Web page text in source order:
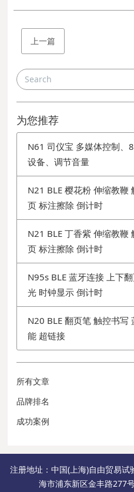
上一篇
为您推荐
N61 司仪宝 多媒体控制、
设备、调节音量
N21 BLE 樱花粉 伸缩教鞭
页 标注擦除 倒计时
N21 BLE 丁香紫 伸缩教鞭
页 标注擦除 倒计时
N95s BLE 蓝牙连接 上下
光 时钟显示 倒计时
N20 BLE 翻页笔 触控书写
能 超链接
所有文章
品牌排名
成功案例
注册地址：中国(上海)自由贸易
海市浦东新区金丰路277